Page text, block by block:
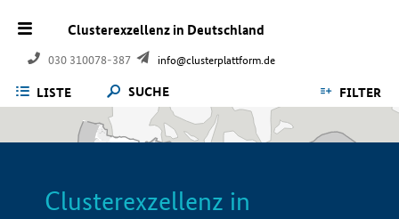
Clusterexzellenz in Deutschland
030 310078-387 info@clusterplattform.de
LISTE SUCHE FILTER
Clusterexzellenz in